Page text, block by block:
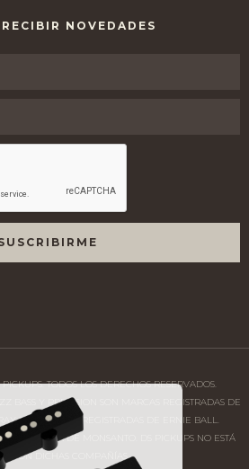
NOVEDADES
TODOS LOS DERECHOS RESERVADOS.
BASS Y PRECISION SON MARCAS REGISTRADAS DE
SON MARCAS REGISTRADAS DE ERNIE BALL.
DE MONSANTO. DS PICKUPS NO ESTÁ
CON DICHAS COMPAÑÍAS.